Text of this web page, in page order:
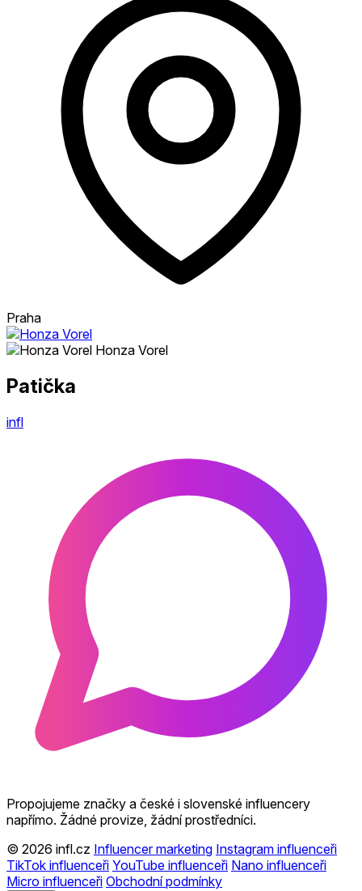
Praha
Honza Vorel
Patička
infl
Propojujeme značky a české i slovenské influencery
napřímo. Žádné provize, žádní prostředníci.
© 2026 infl.cz Influencer marketing Instagram influenceři
TikTok influenceři YouTube influenceři Nano influenceři
Micro influenceři Obchodní podmínky